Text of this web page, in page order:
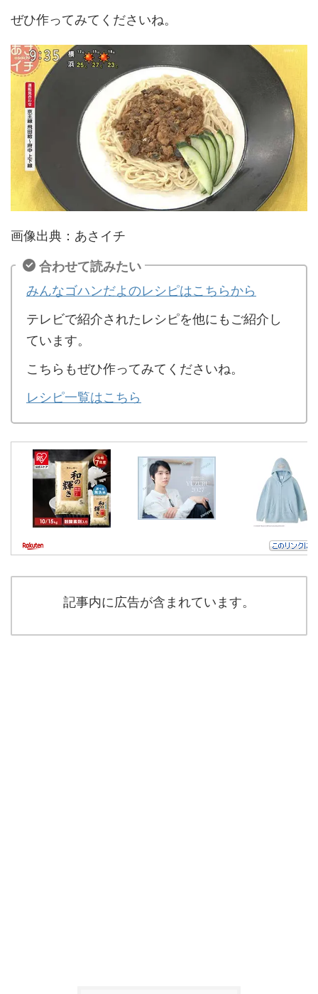
ぜひ作ってみてくださいね。
画像出典：あさイチ
合わせて読みたい
みんなゴハンだよのレシピはこちらから
テレビで紹介されたレシピを他にもご紹介し
ています。
こちらもぜひ作ってみてくださいね。
レシピ一覧はこちら
記事内に広告が含まれています。